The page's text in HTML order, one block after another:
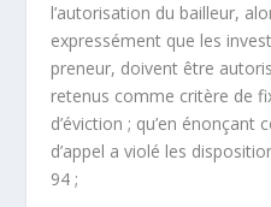
l’autorisation du bailleur,
expressément que les
preneur, doivent être
retenus comme critère de
d’éviction ; qu’en énonçant
d’appel a violé les
94 ;